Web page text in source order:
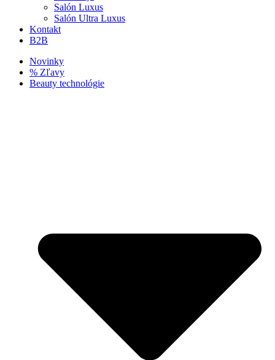
Salón Luxus
Salón Ultra Luxus
Kontakt
B2B
Novinky
% Zľavy
Beauty technológie